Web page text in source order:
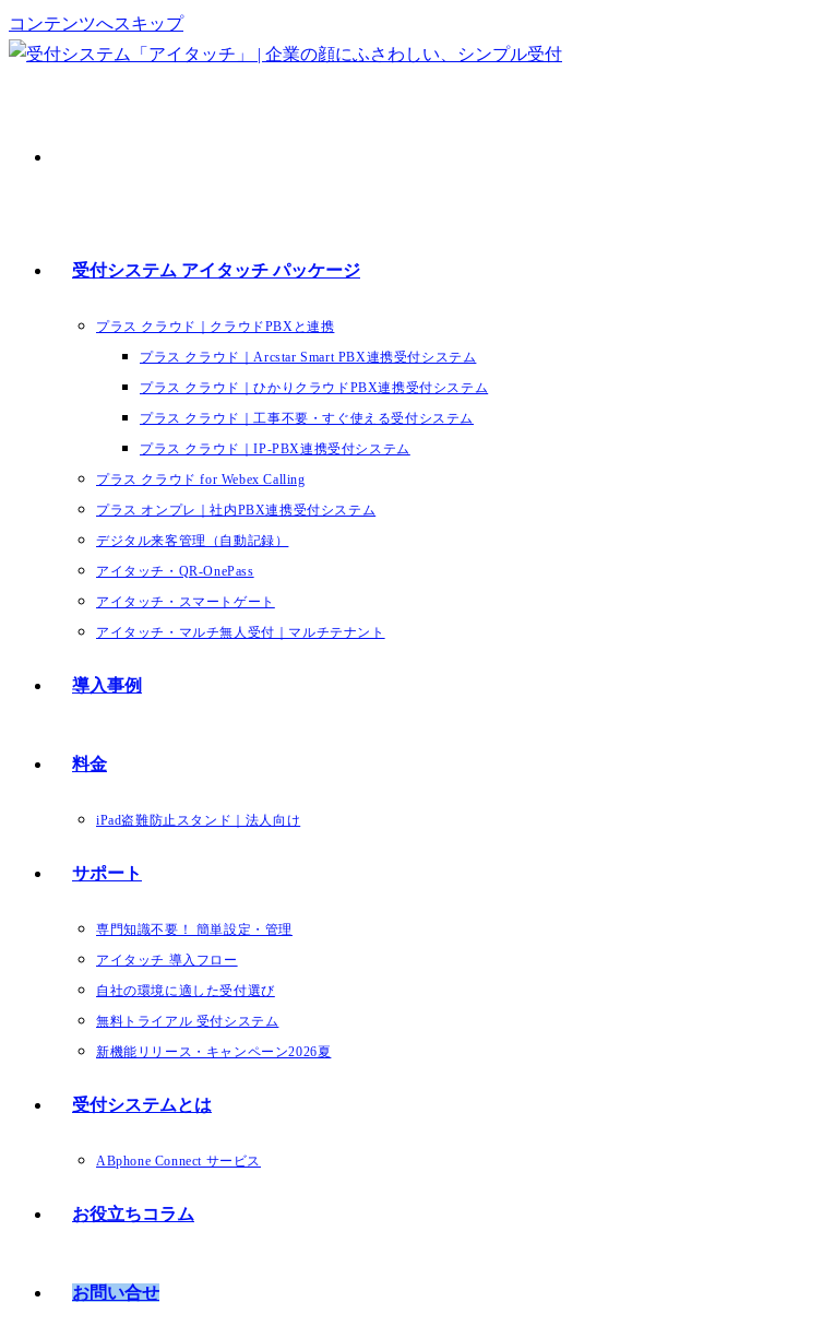
コンテンツへスキップ
受付システム アイタッチ パッケージ
プラス クラウド｜クラウドPBXと連携
プラス クラウド｜Arcstar Smart PBX連携受付システム
プラス クラウド｜ひかりクラウドPBX連携受付システム
プラス クラウド｜工事不要・すぐ使える受付システム
プラス クラウド｜IP-PBX連携受付システム
プラス クラウド for Webex Calling
プラス オンプレ｜社内PBX連携受付システム
デジタル来客管理（自動記録）
アイタッチ・QR-OnePass
アイタッチ・スマートゲート
アイタッチ・マルチ無人受付｜マルチテナント
導入事例
料金
iPad盗難防止スタンド｜法人向け
サポート
専門知識不要！ 簡単設定・管理
アイタッチ 導入フロー
自社の環境に適した受付選び
無料トライアル 受付システム
新機能リリース・キャンペーン2026夏
受付システムとは
ABphone Connect サービス
お役立ちコラム
お問い合せ